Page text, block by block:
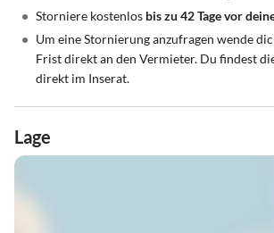
• Storniere kostenlos bis zu 42 Tage vor
• Um eine Stornierung anzufragen wende
Frist direkt an den Vermieter. Du findest
direkt im Inserat.
Lage